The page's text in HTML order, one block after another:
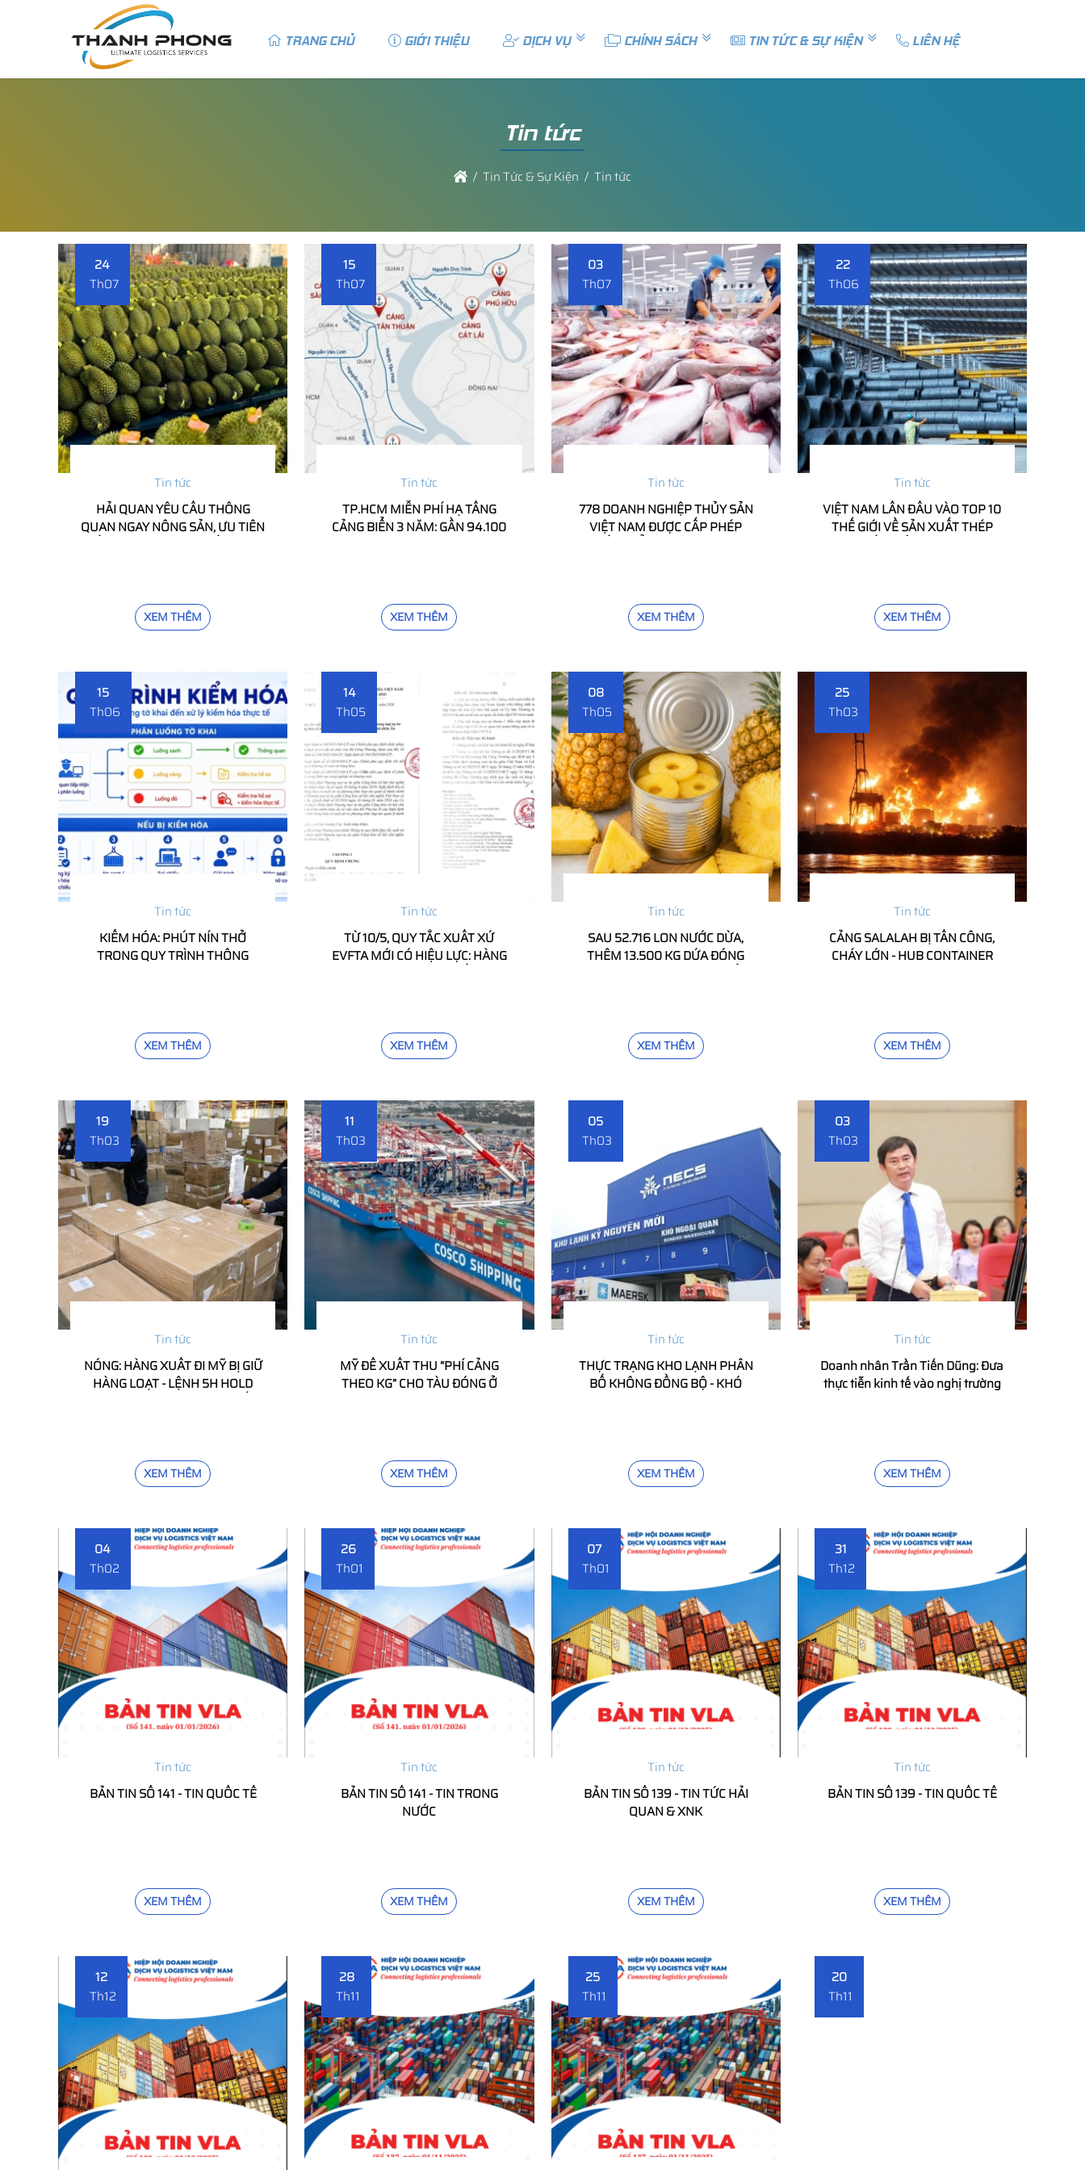
TRANG CHỦ GIỚI THIỆU DỊCH VỤ CHÍNH SÁCH TIN TỨC & SỰ KIỆN LIÊN HỆ
Tin tức
Tin Tức & Sự Kiện Tin tức
24
Th07
Tin tức
HẢI QUAN YÊU CẦU THÔNG
QUAN NGAY NÔNG SẢN, ƯU TIÊN
XEM THÊM
15
Th07
Tin tức
TP.HCM MIỄN PHÍ HẠ TẦNG
CẢNG BIỂN 3 NĂM: GẦN 94.100
XEM THÊM
03
Th07
Tin tức
778 DOANH NGHIỆP THỦY SẢN
VIỆT NAM ĐƯỢC CẤP PHÉP
XEM THÊM
22
Th06
Tin tức
VIỆT NAM LẦN ĐẦU VÀO TOP 10
THẾ GIỚI VỀ SẢN XUẤT THÉP
XEM THÊM
15
Th06
Tin tức
KIỂM HÓA: PHÚT NÍN THỞ
TRONG QUY TRÌNH THÔNG
XEM THÊM
14
Th05
Tin tức
TỪ 10/5, QUY TẮC XUẤT XỨ
EVFTA MỚI CÓ HIỆU LỰC: HÀNG
XEM THÊM
08
Th05
Tin tức
SAU 52.716 LON NƯỚC DỪA,
THÊM 13.500 KG DỨA ĐÓNG
XEM THÊM
25
Th03
Tin tức
CẢNG SALALAH BỊ TẤN CÔNG,
CHÁY LỚN - HUB CONTAINER
XEM THÊM
19
Th03
Tin tức
NÓNG: HÀNG XUẤT ĐI MỸ BỊ GIỮ
HÀNG LOẠT - LỆNH 5H HOLD
XEM THÊM
11
Th03
Tin tức
MỸ ĐỀ XUẤT THU “PHÍ CẢNG
THEO KG” CHO TÀU ĐÓNG Ở
XEM THÊM
05
Th03
Tin tức
THỰC TRẠNG KHO LẠNH PHÂN
BỐ KHÔNG ĐỒNG BỘ - KHÓ
XEM THÊM
03
Th03
Tin tức
Doanh nhân Trần Tiến Dũng: Đưa
thực tiễn kinh tế vào nghị trường
XEM THÊM
04
Th02
Tin tức
BẢN TIN SỐ 141 - TIN QUỐC TẾ
XEM THÊM
26
Th01
Tin tức
BẢN TIN SỐ 141 - TIN TRONG
NƯỚC
XEM THÊM
07
Th01
Tin tức
BẢN TIN SỐ 139 - TIN TỨC HẢI
QUAN & XNK
XEM THÊM
31
Th12
Tin tức
BẢN TIN SỐ 139 - TIN QUỐC TẾ
XEM THÊM
12
Th12
28
Th11
25
Th11
20
Th11